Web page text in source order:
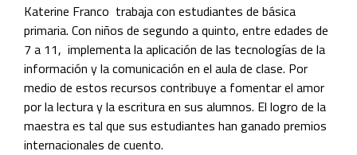
Katerine Franco trabaja con estudiantes de básica
primaria. Con niños de segundo a quinto, entre edades de
7 a 11, implementa la aplicación de las tecnologías de la
información y la comunicación en el aula de clase. Por
medio de estos recursos contribuye a fomentar el amor
por la lectura y la escritura en sus alumnos. El logro de la
maestra es tal que sus estudiantes han ganado premios
internacionales de cuento.